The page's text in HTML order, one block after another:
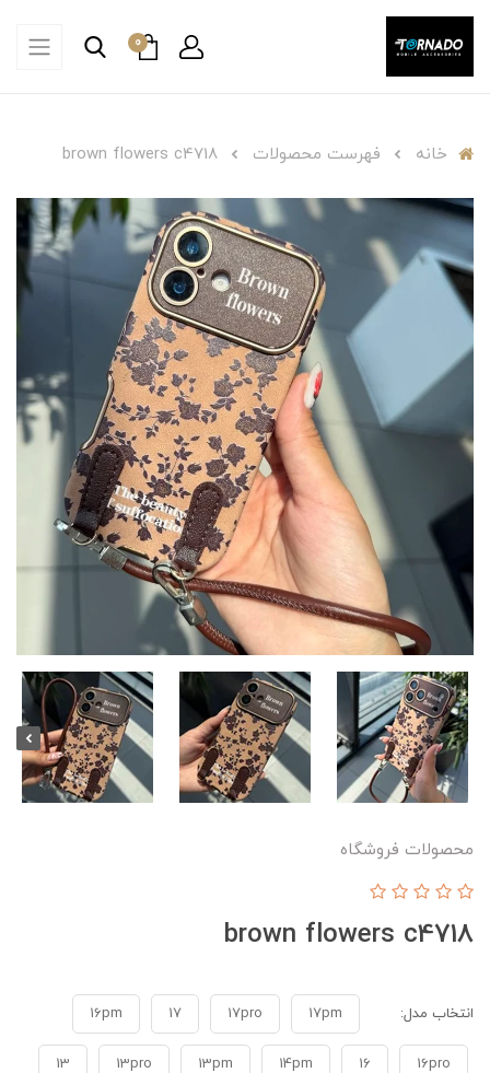
0
خانه فهرست محصولات brown flowers c4718
محصولات فروشگاه
brown flowers c4718
انتخاب مدل: 17pm
17pro
17
16pm
16pro
16
14pm
13pm
13pro
13